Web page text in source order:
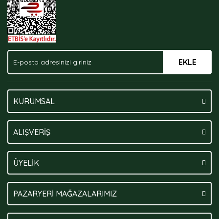
EKLE
KURUMSAL
ALIŞVERİŞ
ÜYELİK
PAZARYERİ MAĞAZALARIMIZ